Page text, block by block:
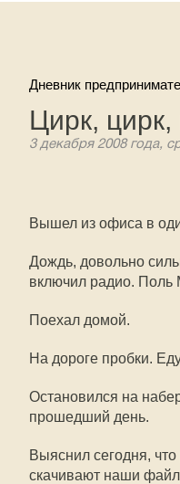
Дневник
Цирк,
3 декабря 2008 года,
Вышел из офиса в
Дождь, довольно
включил радио.
Поехал домой.
На дороге пробки.
Остановился на
прошедший день.
Выяснил сегодня,
скачивают наши